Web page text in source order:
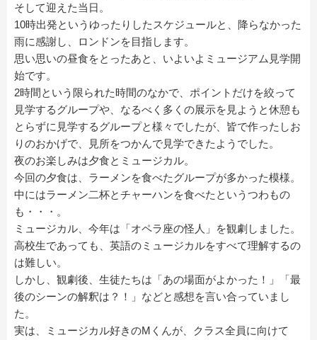
そして迎えた当日。
10時出発というゆったりしたスケジュールと、降らなかった
雨に感謝し、ロンドンを目指します。
思い思いの昼食をとったあと、いよいよミュージアム見学開
始です。
2時間という限られた時間のなかで、ポイントだけを絞って
見学するグループや、なるべく多くの展示を見ようと休憩も
とらずに見学するグループと様々でしたが、皆で作ったしお
りのおかげで、見所をつかんで見学できたようでした。
夜のお楽しみは夕食とミュージカル。
今回の夕食は、ラーメンを食べたグループが多かった模様。
中にはラーメン二杯とチャーハンを食べたというつわもの
も・・・。
ミュージカル、今年は「オペラ座の怪人」を観劇しました。
高校生であっても、英語のミュージカルをすべて理解するの
は難しい。
しかし、観劇後、生徒たちは「あの場面がよかった！」「最
後のシーンの解釈は？！」などと感想を言い合っていまし
た。
実は、ミュージカル好きのMくんが、クラス全員に向けて